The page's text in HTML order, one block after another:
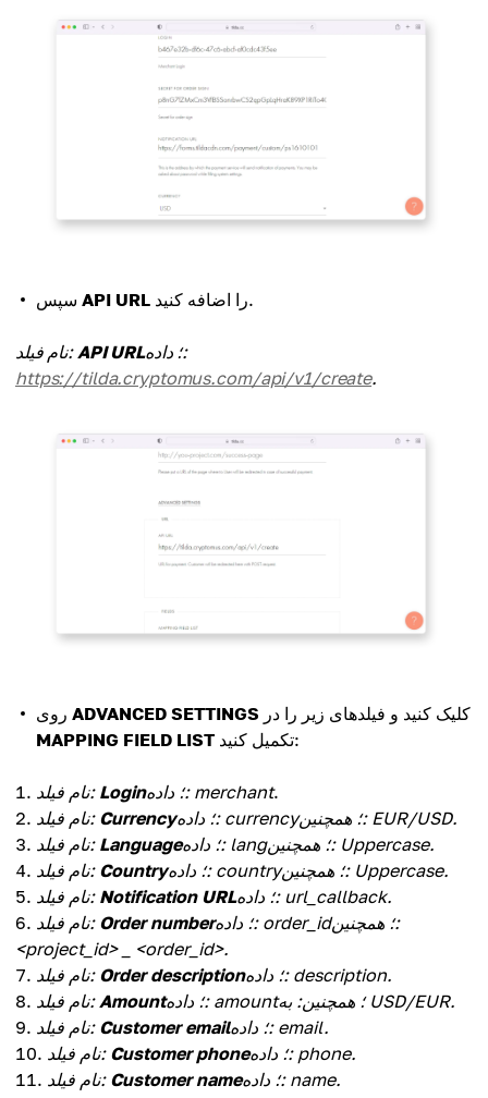
API URL را اضافه کنید.
نام فیلد: API URL
؛ داده:
https://tilda.cryptomus.com/api/v1/create.
ADVANCED SETTINGS کلیک کنید و فیلدهای زیر را در
MAPPING FIELD LIST
تکمیل کنید:
نام فیلد: Login ؛ داده: merchant.
نام فیلد: Currency
؛ داده: currency؛ همچنین: EUR/USD.
نام فیلد: Language
؛ داده: lang؛ همچنین: Uppercase.
نام فیلد: Country
؛ داده: country؛ همچنین: Uppercase.
نام فیلد: Notification URL
؛ داده: url_callback.
نام فیلد: Order number؛ داده: order_id؛ همچنین:
<project_id> _ <order_id>.
نام فیلد: Order description
؛ داده: description.
نام فیلد:Amount
؛ داده: amount؛ همچنین: به USD/EUR.
نام فیلد: Customer email
؛ داده: email.
نام فیلد: Customer phone
؛ داده: phone.
نام فیلد: Customer name
؛ داده: name.